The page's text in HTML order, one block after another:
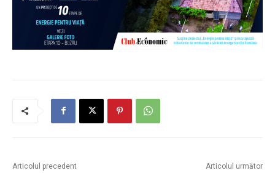
Articolul precedent Articolul următor